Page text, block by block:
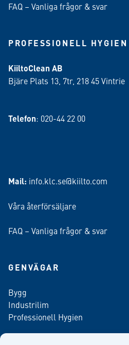
FAQ – Vanliga frågor & svar
PROFESSIONELL HYGIEN
KiiltoClean AB
Bjäre Plats 13, 7tr, 218 45 Vintrie
Telefon: 020-44 22 00
Mail: info.klc.se@kiilto.com
Våra återförsäljare
FAQ – Vanliga frågor & svar
GENVÄGAR
Bygg
Industrilim
Professionell Hygien